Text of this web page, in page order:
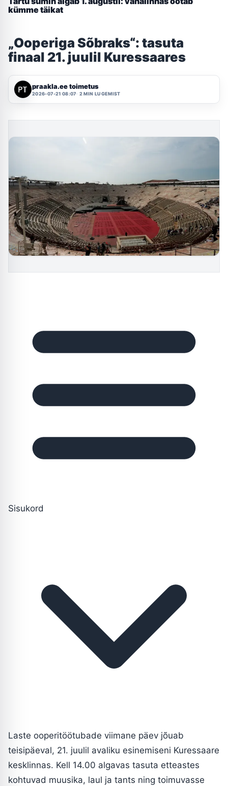
kümme täikat
„Ooperiga Sõbraks“: tasuta
finaal 21. juulil Kuressaares
praakla.ee toimetus
2026-07-21 08:07 2 MIN LUGEMIST
Sisukord
Laste ooperitöötubade viimane päev jõuab
teisipäeval, 21. juulil avaliku esinemiseni Kuressaare
kesklinnas. Kell 14.00 algavas tasuta etteastes
kohtuvad muusika, laul ja tants ning toimuvasse